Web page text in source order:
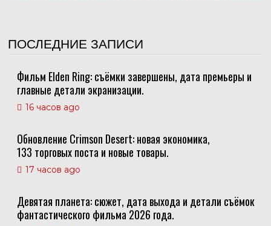
ПОСЛЕДНИЕ ЗАПИСИ
Фильм Elden Ring: съёмки завершены, дата премьеры и
главные детали экранизации.
16 часов ago
Обновление Crimson Desert: новая экономика,
133 торговых поста и новые товары.
17 часов ago
Девятая планета: сюжет, дата выхода и детали съёмок
фантастического фильма 2026 года.